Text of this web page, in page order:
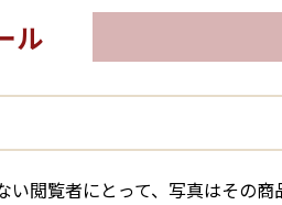
ル
閲覧者にとって、写真はその